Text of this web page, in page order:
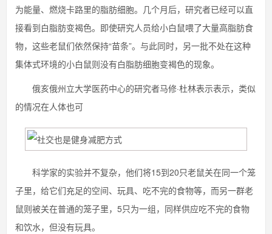
为能量、燃烧卡路里的脂肪细胞。几个月后，研究者已经可以直
接看到白脂肪变褐色。即使研究人员给小白鼠喂了大量高脂肪食
物，这些老鼠们依然保持“苗条”。与此同时，另一批不处在这种
集体式环境的小白鼠则没有白脂肪细胞变褐色的现象。
俄亥俄州立大学医药中心的研究者马修·杜林表示表示，类似
的情况在人体也可
科学家的实验并不复杂，他们将15到20只老鼠关在同一个笼
子里，给它们充足的空间、玩具、吃不完的食物等，而另一群老
鼠则被关在普通的笼子里，5只为一组，同样供应吃不完的食物
和饮水，但没有玩具。